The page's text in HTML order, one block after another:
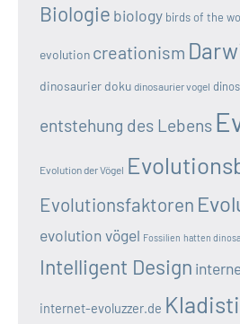
Biologie biology birds of the
evolution creationism
dinosaurier doku dinosaurier vogel
entstehung des Lebens
Evolution der Vögel
Evolutionsfaktoren
evolution vögel Fossilien hatten
Intelligent Design
internet-evoluzzer.de